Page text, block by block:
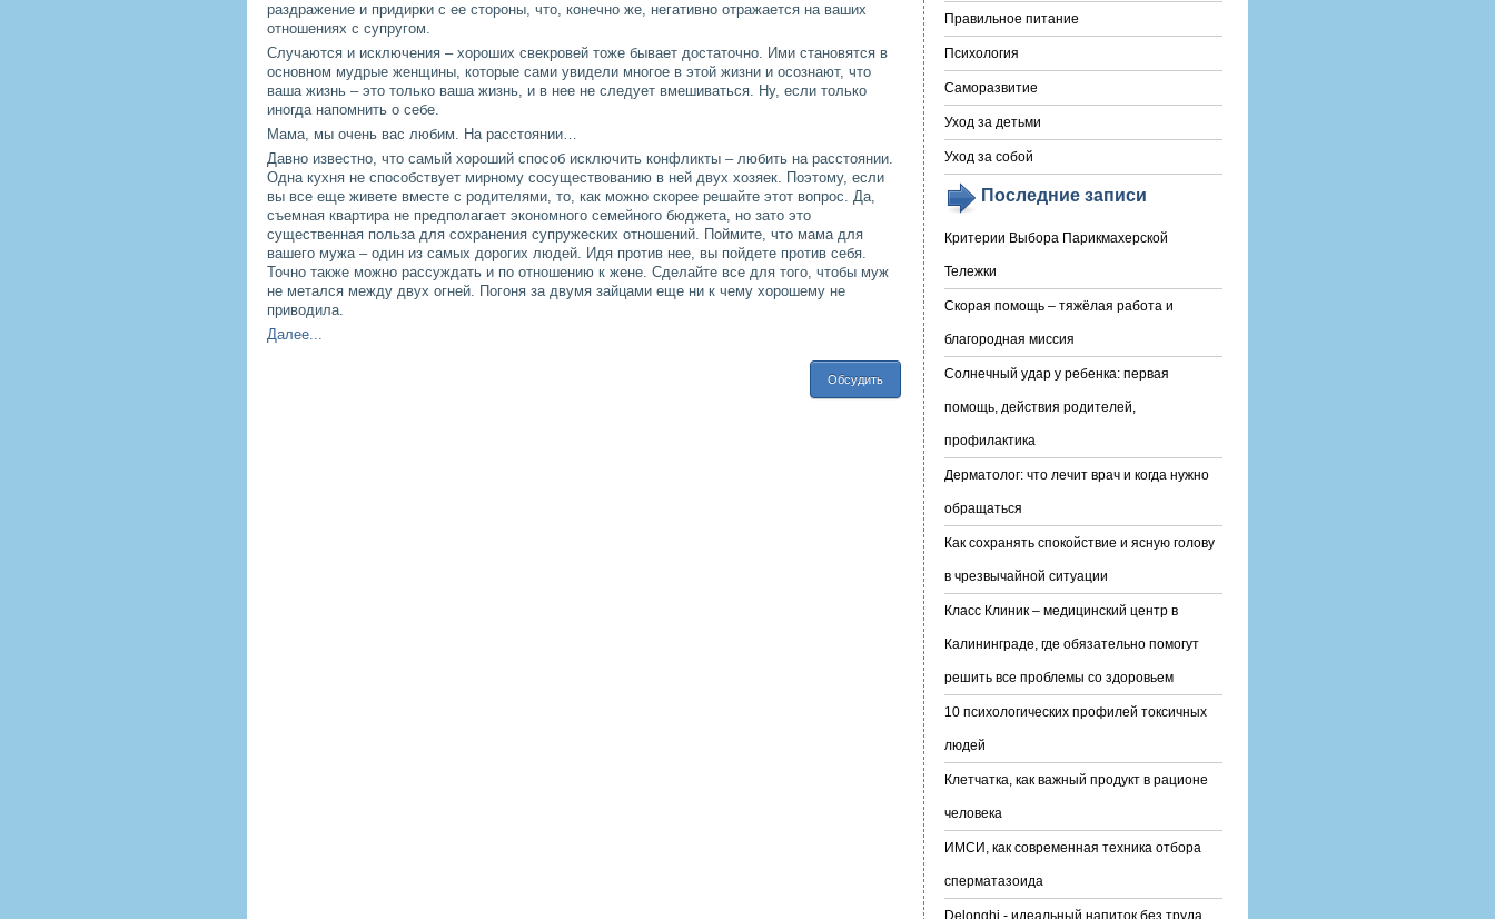
раздражение и придирки с ее стороны, что, конечно же, негативно отражается на ваших
отношениях с супругом.
Случаются и исключения – хороших свекровей тоже бывает достаточно. Ими становятся в
основном мудрые женщины, которые сами увидели многое в этой жизни и осознают, что
ваша жизнь – это только ваша жизнь, и в нее не следует вмешиваться. Ну, если только
иногда напомнить о себе.
Мама, мы очень вас любим. На расстоянии…
Давно известно, что самый хороший способ исключить конфликты – любить на расстоянии.
Одна кухня не способствует мирному сосуществованию в ней двух хозяек. Поэтому, если
вы все еще живете вместе с родителями, то, как можно скорее решайте этот вопрос. Да,
съемная квартира не предполагает экономного семейного бюджета, но зато это
существенная польза для сохранения супружеских отношений. Поймите, что мама для
вашего мужа – один из самых дорогих людей. Идя против нее, вы пойдете против себя.
Точно также можно рассуждать и по отношению к жене. Сделайте все для того, чтобы муж
не метался между двух огней. Погоня за двумя зайцами еще ни к чему хорошему не
приводила.
Далее...
Обсудить
Правильное питание
Психология
Саморазвитие
Уход за детьми
Уход за собой
Последние записи
Критерии Выбора Парикмахерской
Тележки
Скорая помощь – тяжёлая работа и
благородная миссия
Солнечный удар у ребенка: первая
помощь, действия родителей,
профилактика
Дерматолог: что лечит врач и когда нужно
обращаться
Как сохранять спокойствие и ясную голову
в чрезвычайной ситуации
Класс Клиник – медицинский центр в
Калининграде, где обязательно помогут
решить все проблемы со здоровьем
10 психологических профилей токсичных
людей
Клетчатка, как важный продукт в рационе
человека
ИМСИ, как современная техника отбора
сперматазоида
Delonghi - идеальный напиток без труда